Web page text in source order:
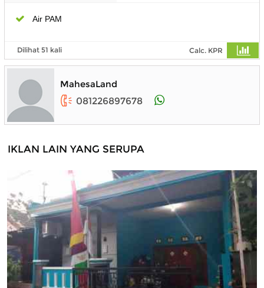
Air PAM
Dilihat 51 kali Calc. KPR
MahesaLand
081226897678
IKLAN LAIN YANG SERUPA